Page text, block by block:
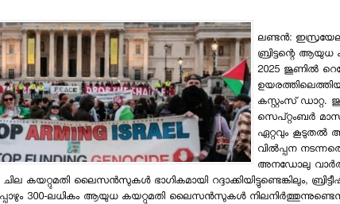
ലണ്ടന്‍:
ബ്രിട്ടന്റെ ആയുധ
2025 ജൂണില്‍
കസ്റ്റംസ് ഡാറ്റ.
സെപ്റ്റംബര്‍
ഏറ്റവും കൂടുതല്‍
വില്‍പ്പന
അനഡോലു
ചില കയറ്റുമതി ലൈസന്‍സുകള്‍ ഭാഗികമായി റദ്ദാക്കിയിട്ടുണ്ടെങ്കിലും,
300-ലധികം ആയുധ കയറ്റുമതി ലൈസന്‍സുകള്‍